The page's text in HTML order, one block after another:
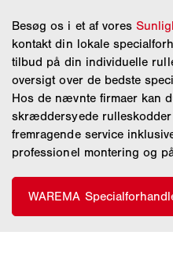
Besøg os i et af vores
kontakt din lokale
tilbud på din individuelle
oversigt over de bedste
Hos de nævnte firmaer kan
skræddersyede rulleskodder
fremragende service
professionel montering og